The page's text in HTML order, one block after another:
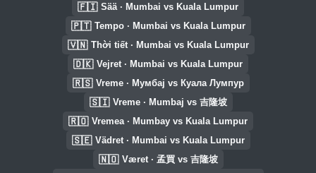
🇫🇮 Sää · Mumbai vs Kuala Lumpur
🇵🇹 Tempo · Mumbai vs Kuala Lumpur
🇻🇳 Thời tiết · Mumbai vs Kuala Lumpur
🇩🇰 Vejret · Mumbai vs Kuala Lumpur
🇷🇸 Vreme · Мумбај vs Куала Лумпур
🇸🇮 Vreme · Mumbaj vs 吉隆坡
🇷🇴 Vremea · Mumbay vs Kuala Lumpur
🇸🇪 Vädret · Mumbai vs Kuala Lumpur
🇳🇴 Været · 孟買 vs 吉隆坡